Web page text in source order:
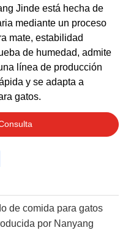
Jinde está hecha de
mediante un proceso
mate, estabilidad
de humedad, admite
línea de producción
y se adapta a
gatos.
de comida para gatos
por Nanyang